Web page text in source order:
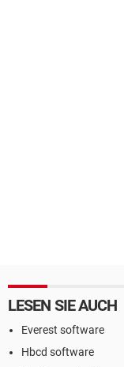
LESEN SIE AUCH
Everest software
Hbcd software